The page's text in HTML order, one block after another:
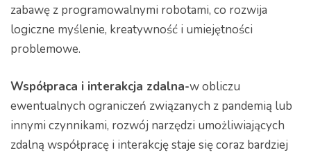
zabawę z programowalnymi robotami, co rozwija
logiczne myślenie, kreatywność i umiejętności
problemowe.
Współpraca i interakcja zdalna-w obliczu
ewentualnych ograniczeń związanych z pandemią lub
innymi czynnikami, rozwój narzędzi umożliwiających
zdalną współpracę i interakcję staje się coraz bardziej